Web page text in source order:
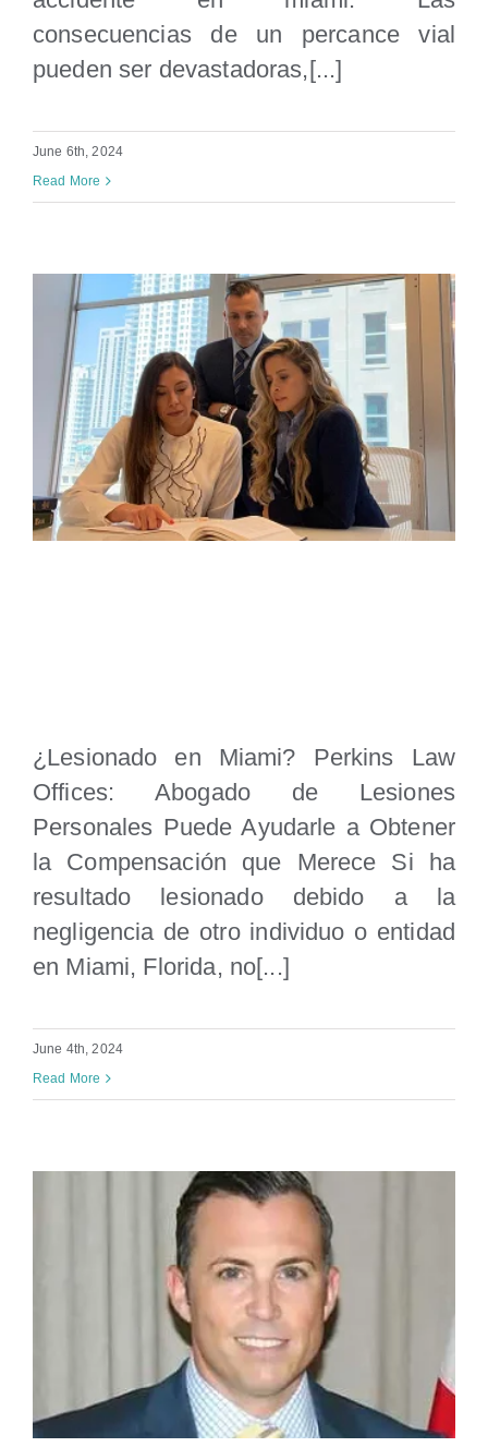
consecuencias de un percance vial
pueden ser devastadoras,[...]
June 6th, 2024
Read More
¿Lesionado en Miami? Perkins Law
Offices: Abogado de Lesiones
Personales Puede Ayudarle a Obtener
la Compensación que Merece Si ha
resultado lesionado debido a la
negligencia de otro individuo o entidad
en Miami, Florida, no[...]
June 4th, 2024
Read More